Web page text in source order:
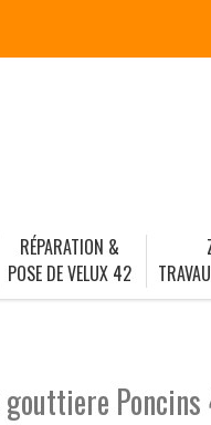
RÉPARATION &
POSE DE VELUX 42
gouttiere